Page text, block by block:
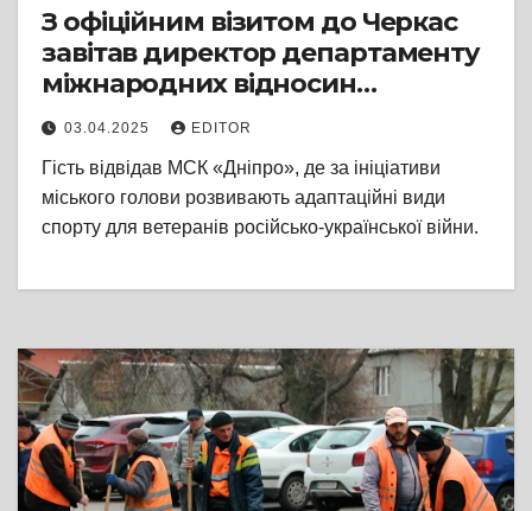
З офіційним візитом до Черкас
завітав директор департаменту
міжнародних відносин
німецького міста Білефельд
Олаф Селонке
03.04.2025 EDITOR
Гість відвідав МСК «Дніпро», де за ініціативи
міського голови розвивають адаптаційні види
спорту для ветеранів російсько-української війни.